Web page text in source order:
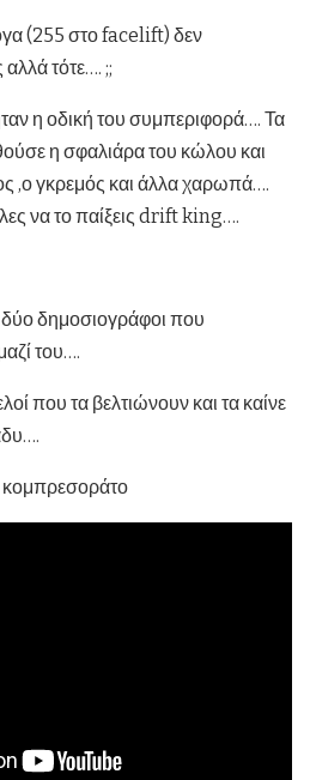
(255 στο facelift) δεν
τότε…. ;;
η οδική του συμπεριφορά…. Τα
η σφαλιάρα του κώλου και
,ο γκρεμός και άλλα χαρωπά….
να το παίξεις drift king….
δημοσιογράφοι που
του….
που τα βελτιώνουν και τα καίνε
κομπρεσοράτο